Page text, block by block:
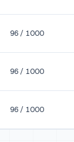
96 / 1000
96 / 1000
96 / 1000